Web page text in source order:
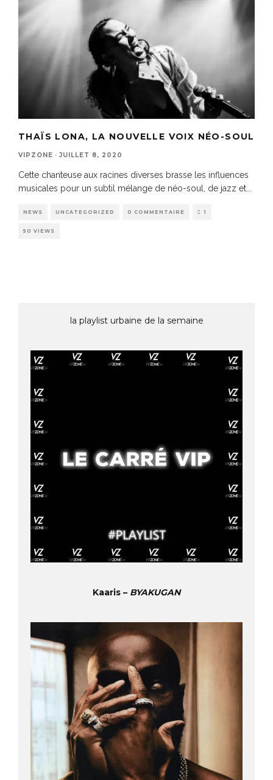
THAÏS LONA, LA NOUVELLE VOIX NÉO-SOUL
VIPZONE · JUILLET 8, 2020
Cette chanteuse aux racines diverses brasse les influences
musicales pour un subtil mélange de néo-soul, de jazz et...
NEWS UNCATEGORIZED 0 COMMENTAIRE 1
50 VIEWS
la playlist urbaine de la semaine
Kaaris – BYAKUGAN